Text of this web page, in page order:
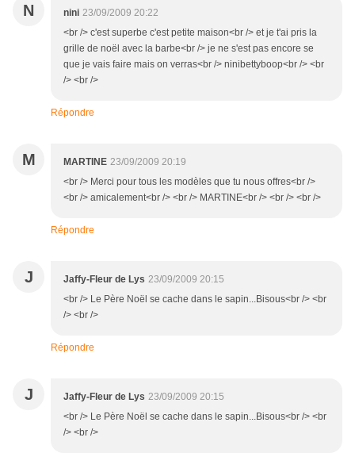
N nini 23/09/2009 20:22
<br /> c'est superbe c'est petite maison<br /> et je t'ai pris la
grille de noël avec la barbe<br /> je ne s'est pas encore se
que je vais faire mais on verras<br /> ninibettyboop<br /> <br
/> <br />
Répondre
M MARTINE 23/09/2009 20:19
<br /> Merci pour tous les modèles que tu nous offres<br />
<br /> amicalement<br /> <br /> MARTINE<br /> <br /> <br />
Répondre
J Jaffy-Fleur de Lys 23/09/2009 20:15
<br /> Le Père Noël se cache dans le sapin...Bisous<br /> <br
/> <br />
Répondre
J Jaffy-Fleur de Lys 23/09/2009 20:15
<br /> Le Père Noël se cache dans le sapin...Bisous<br /> <br
/> <br />